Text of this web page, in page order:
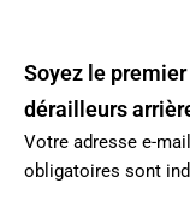
Soyez le
dérailleurs
Votre adresse e-
obligatoires sont